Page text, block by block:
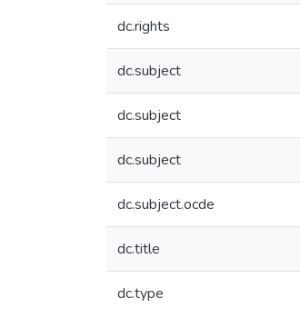
dc.rights
dc.subject
dc.subject
dc.subject
dc.subject.ocde
dc.title
dc.type